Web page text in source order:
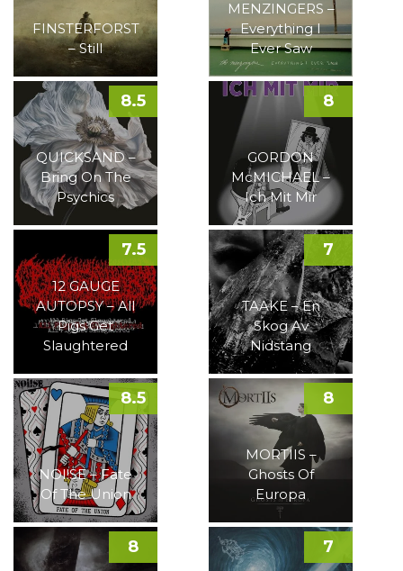
FINSTERFORST
– Still
MENZINGERS –
Everything I
Ever Saw
QUICKSAND –
Bring On The
Psychics
8.5
GORDON
McMICHAEL –
Ich Mit Mir
8
12 GAUGE
AUTOPSY – All
Pigs Get
Slaughtered
7.5
TAAKE – En
Skog Av
Nidstang
7
NOI!SE – Fate
Of The Union
8.5
MORTIIS –
Ghosts Of
Europa
8
8 7